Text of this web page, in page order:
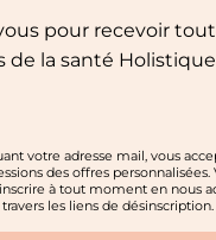
pour recevoir
de la santé